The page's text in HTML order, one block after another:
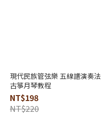
版
社
(1)
現代民族管弦樂 五線譜演奏法
古箏月琴教程
NT$198
NT$220